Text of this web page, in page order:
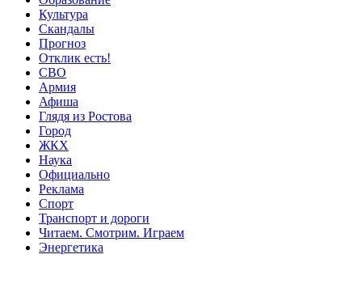
Культура
Скандалы
Прогноз
Отклик есть!
СВО
Армия
Афиша
Глядя из Ростова
Город
ЖКХ
Наука
Официально
Реклама
Спорт
Транспорт и дороги
Читаем. Смотрим. Играем
Энергетика